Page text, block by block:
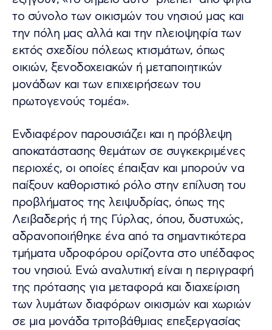
το σύνολο των οικισμών του νησιού μας και
την πόλη μας αλλά και την πλειοψηφία των
εκτός σχεδίου πόλεως κτισμάτων, όπως
οικιών, ξενοδοχειακών ή μεταποιητικών
μονάδων και των επιχειρήσεων του
πρωτογενούς τομέα».
Ενδιαφέρον παρουσιάζει και η πρόβλεψη
αποκατάστασης θεμάτων σε συγκεκριμένες
περιοχές, οι οποίες έπαιξαν και μπορούν να
παίξουν καθοριστικό ρόλο στην επίλυση του
προβλήματος της λειψυδρίας, όπως της
Λειβαδερής ή της Γύρλας, όπου, δυστυχώς,
αδρανοποιήθηκε ένα από τα σημαντικότερα
τμήματα υδροφόρου ορίζοντα στο υπέδαφος
του νησιού. Ενώ αναλυτική είναι η περιγραφή
της πρότασης για μεταφορά και διαχείριση
των λυμάτων διαφόρων οικισμών και χωριών
σε μια μονάδα τριτοβάθμιας επεξεργασίας